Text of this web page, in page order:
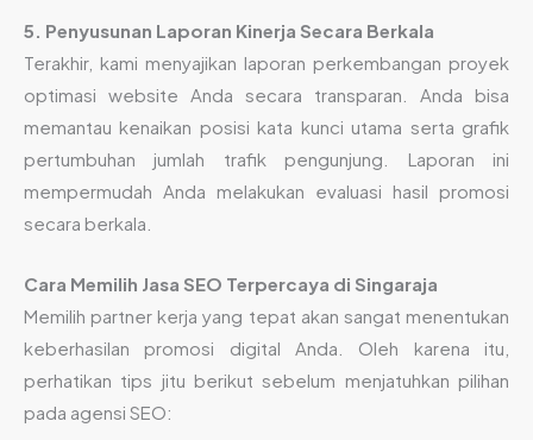
5. Penyusunan Laporan Kinerja Secara Berkala
Terakhir, kami menyajikan laporan perkembangan proyek
optimasi website Anda secara transparan. Anda bisa
memantau kenaikan posisi kata kunci utama serta grafik
pertumbuhan jumlah trafik pengunjung. Laporan ini
mempermudah Anda melakukan evaluasi hasil promosi
secara berkala.
Cara Memilih Jasa SEO Terpercaya di Singaraja
Memilih partner kerja yang tepat akan sangat menentukan
keberhasilan promosi digital Anda. Oleh karena itu,
perhatikan tips jitu berikut sebelum menjatuhkan pilihan
pada agensi SEO: